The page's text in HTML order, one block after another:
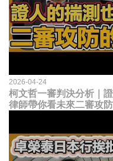
2026-04-24
柯文哲一審判決分析｜
律師帶你看未來二審攻